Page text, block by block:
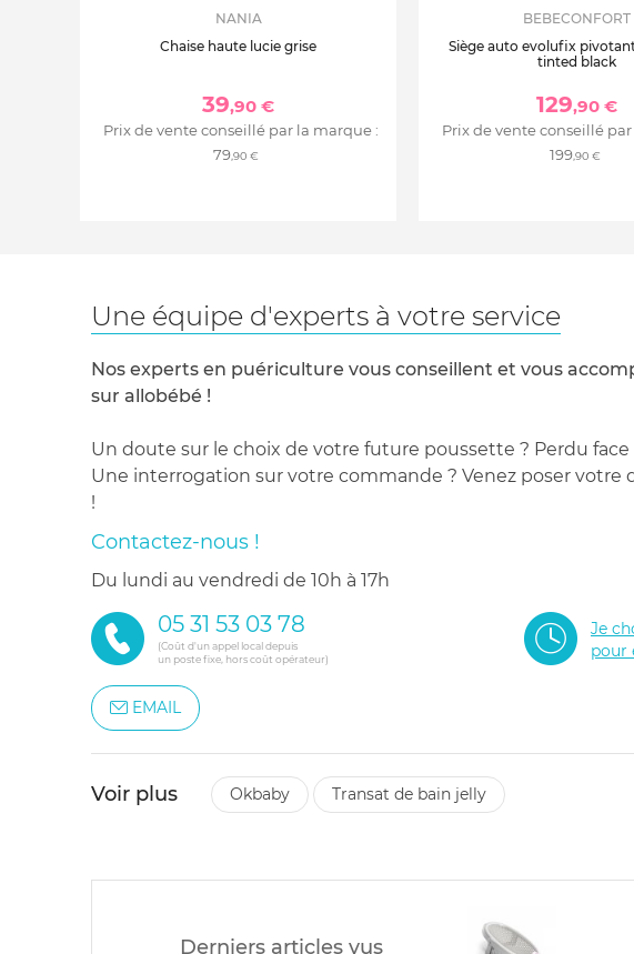
NANIA
Chaise haute lucie grise
39,90 €
Prix de vente conseillé par la marque :
79,90 €
BEBECONFORT
Siège auto evolufix pivotant
tinted black
129,90 €
Prix de vente conseillé
199,90 €
Une équipe d'experts à votre service
Nos experts en puériculture vous conseillent et vous
sur allobébé !
Un doute sur le choix de votre future poussette ? Perdu
Une interrogation sur votre commande ? Venez poser votre
!
Contactez-nous !
du lundi au vendredi de 10h à 17h
05 31 53 03 78
(Coût d'un appel local depuis
un poste fixe, hors coût opérateur)
Je
pour
EMAIL
Voir plus okbaby transat de bain jelly
Derniers articles vus